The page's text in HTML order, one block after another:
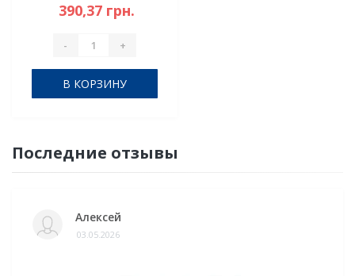
390,37 грн.
- +
В КОРЗИНУ
Последние отзывы
Алексей
03.05.2026